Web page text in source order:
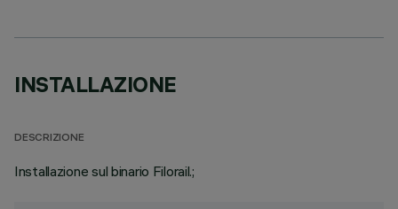
INSTALLAZIONE
DESCRIZIONE
Installazione sul binario Filorail.;